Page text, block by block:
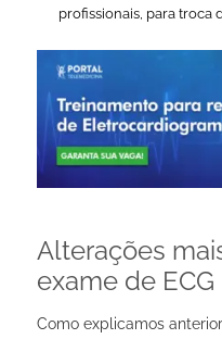
profissionais, para troca
Alterações
exame de ECG
Como explicamos